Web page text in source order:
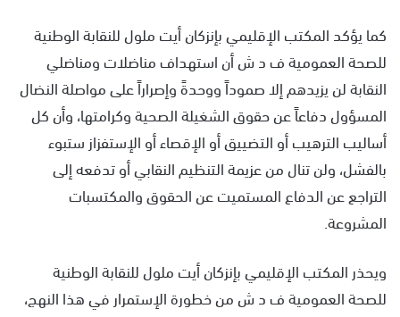
كما يؤكد المكتب الإقليمي بإنزكان أيت ملول للنقابة الوطنية
للصحة العمومية ف د ش أن استهداف مناضلات ومناضلي
النقابة لن يزيدهم إلا صموداً ووحدةً وإصراراً على مواصلة النضال
المسؤول دفاعاً عن حقوق الشغيلة الصحية وكرامتها، وأن كل
أساليب الترهيب أو التضييق أو الإقصاء أو الإستفزاز ستبوء
بالفشل، ولن تنال من عزيمة التنظيم النقابي أو تدفعه إلى
التراجع عن الدفاع المستميت عن الحقوق والمكتسبات
المشروعة.
ويحذر المكتب الإقليمي بإنزكان أيت ملول للنقابة الوطنية
للصحة العمومية ف د ش من خطورة الإستمرار في هذا النهج،